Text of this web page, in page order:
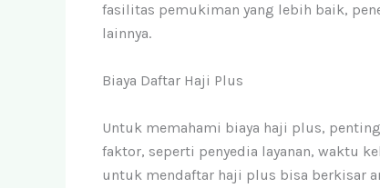
fasilitas pemukiman yang lebih baik,
lainnya.
Biaya Daftar Haji Plus
Untuk memahami biaya haji plus,
faktor, seperti penyedia layanan, waktu
untuk mendaftar haji plus bisa berkisar